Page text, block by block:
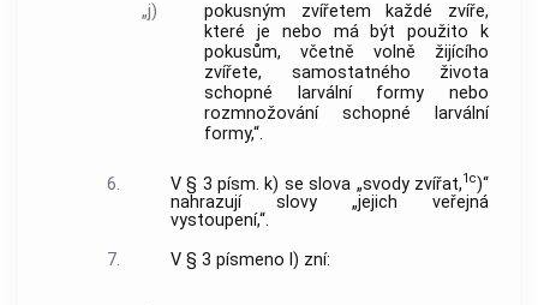
„j)
pokusným zvířetem každé zvíře,
které je nebo má být použito k
pokusům, včetně volně žijícího
zvířete, samostatného života
schopné larvální formy nebo
rozmnožování schopné larvální
formy,“.
6. V § 3 písm. k) se slova „svody zvířat,1c)“
nahrazují slovy „jejich veřejná
vystoupení,“.
7.
V § 3 písmeno l) zní: